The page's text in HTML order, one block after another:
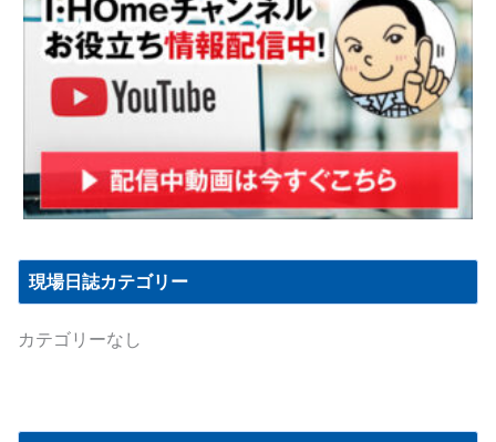
現場日誌カテゴリー
カテゴリーなし